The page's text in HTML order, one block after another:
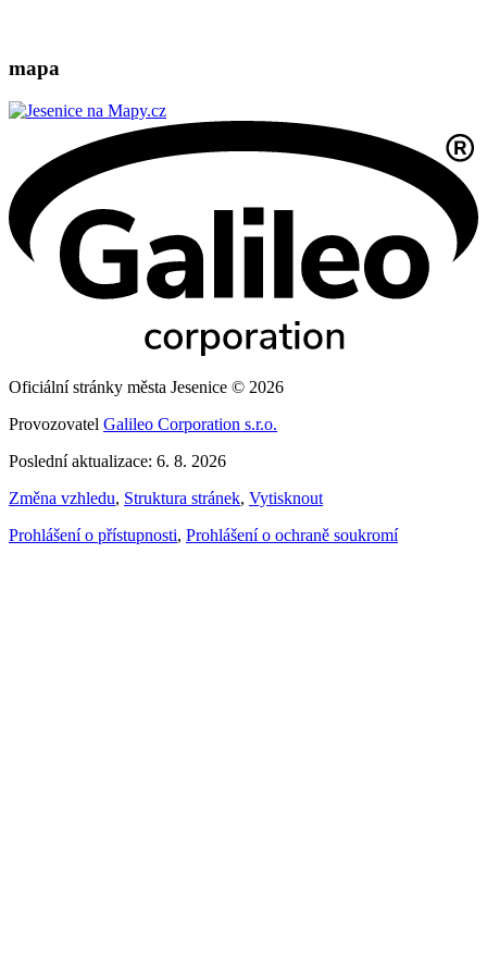
mapa
Oficiální stránky města Jesenice © 2026
Provozovatel Galileo Corporation s.r.o.
Poslední aktualizace: 6. 8. 2026
Změna vzhledu, Struktura stránek, Vytisknout
Prohlášení o přístupnosti, Prohlášení o ochraně soukromí